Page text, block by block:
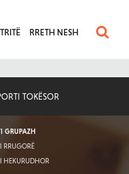
RRETH NESH
TOKËSOR
GRUPAZH
RRUGORË
HEKURUDHOR